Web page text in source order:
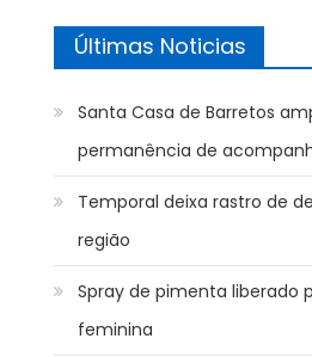
Últimas Noticias
Santa Casa de Barretos
permanência de
Temporal deixa rastro de
região
Spray de pimenta liberado
feminina